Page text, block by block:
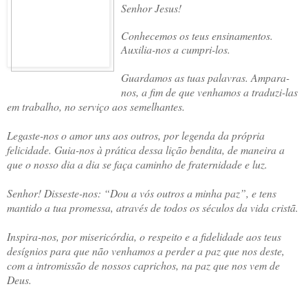
Senhor Jesus!
Conhecemos os teus ensinamentos.
Auxilia-nos a cumpri-los.
Guardamos as tuas palavras. Ampara-
nos, a fim de que venhamos a traduzi-las
em trabalho, no serviço aos semelhantes.
Legaste-nos o amor uns aos outros, por legenda da própria
felicidade. Guia-nos à prática dessa lição bendita, de maneira a
que o nosso dia a dia se faça caminho de fraternidade e luz.
Senhor! Disseste-nos: “Dou a vós outros a minha paz”, e tens
mantido a tua promessa, através de todos os séculos da vida cristã.
Inspira-nos, por misericórdia, o respeito e a fidelidade aos teus
desígnios para que não venhamos a perder a paz que nos deste,
com a intromissão de nossos caprichos, na paz que nos vem de
Deus.